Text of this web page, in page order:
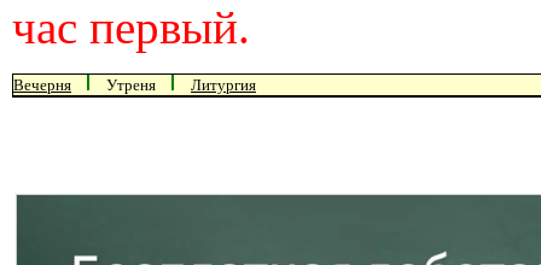
час первый.
Вечерня Утреня Литургия